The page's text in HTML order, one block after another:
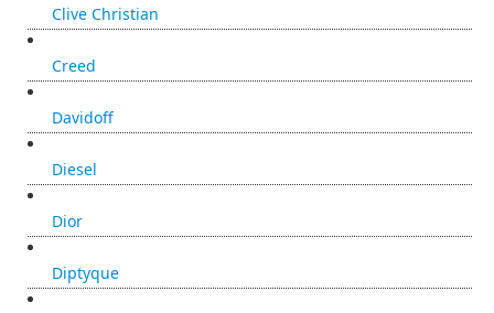
Clive Christian
Creed
Davidoff
Diesel
Dior
Diptyque